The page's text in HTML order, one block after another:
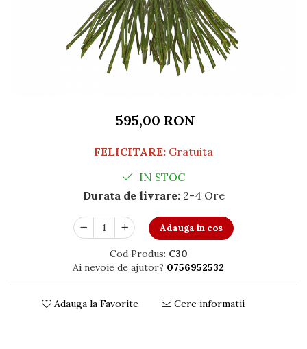
595,00 RON
FELICITARE: Gratuita
IN STOC
Durata de livrare:2-4 Ore
Adauga in cos
Cod Produs: C30
Ai nevoie de ajutor? 0756952532
Adauga la Favorite Cere informatii